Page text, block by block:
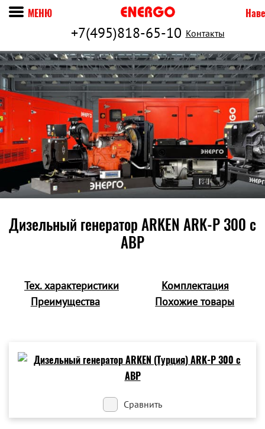
+7(495)818-65-10 Контакты
МЕНЮ
Дизельный генератор ARKEN ARK-P 300 c
АВР
Тех. характеристики
Комплектация
Преимущества
Похожие товары
Сравнить